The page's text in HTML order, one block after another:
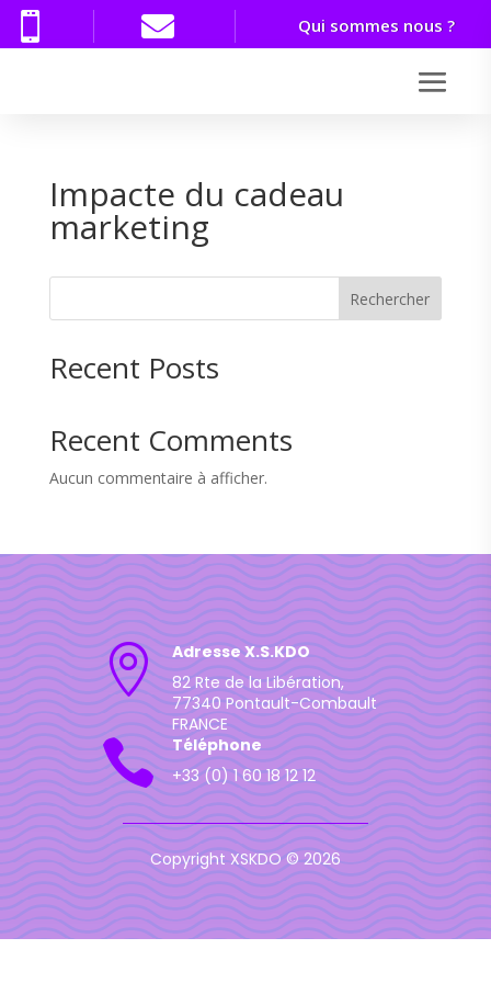
  Qui sommes nous ?
Impacte du cadeau
marketing
Rechercher
Recent Posts
Recent Comments
Aucun commentaire à afficher.

Adresse X.S.KDO
82 Rte de la Libération,
77340 Pontault-Combault
FRANCE

Téléphone
+33 (0) 1 60 18 12 12
Copyright XSKDO © 2026